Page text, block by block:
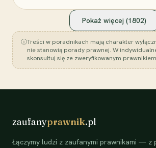
Pokaż więcej (1802)
ⓘTreści w poradnikach mają charakter
nie stanowią porady prawnej. W
skonsultuj się ze zweryfikowanym
zaufanyprawnik.pl
Łączymy ludzi z zaufanymi prawnikami — z